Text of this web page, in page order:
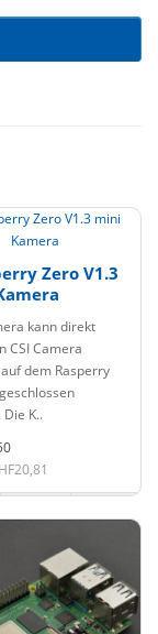
Zero V1.3
kann direkt
CSI Camera
dem Rasperry
K..